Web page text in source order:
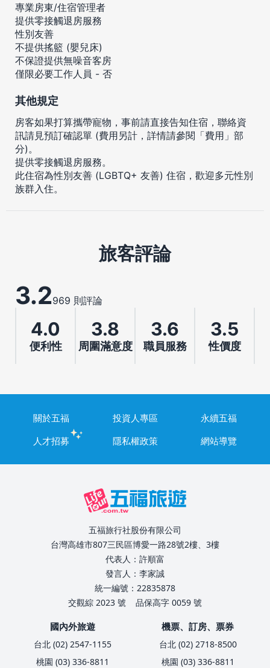
專業房東/住宿管理者
提供零接觸退房服務
性別友善
不提供搖籃 (嬰兒床)
不保證提供無噪音客房
僅限必要工作人員 - 否
其他規定
房客如果打算攜帶寵物，事前請直接告知住宿，聯絡資
訊請見預訂確認單 (費用另計，詳情請參閱「費用」部
分)。
提供零接觸退房服務。
此住宿為性別友善 (LGBTQ+ 友善) 住宿，歡迎多元性別
族群入住。
旅客評論
3.2969 則評論
4.0
便利性
3.8
周圍滿意度
3.6
職員服務
3.5
性價度
關於五福 投資人專區
永續五福
人才招募
隱私權政策 網站導覽
五福旅行社股份有限公司
台灣高雄市807三民區博愛一路28號2樓、3樓
代表人：許順富
發言人：李家誠
統一編號：22835878
交觀綜 2023 號
品保高字 0059 號
國內外旅遊
台北 (02) 2547-1155
桃園 (03) 336-8811
機票、訂房、票券
台北 (02) 2718-8500
桃園 (03) 336-8811